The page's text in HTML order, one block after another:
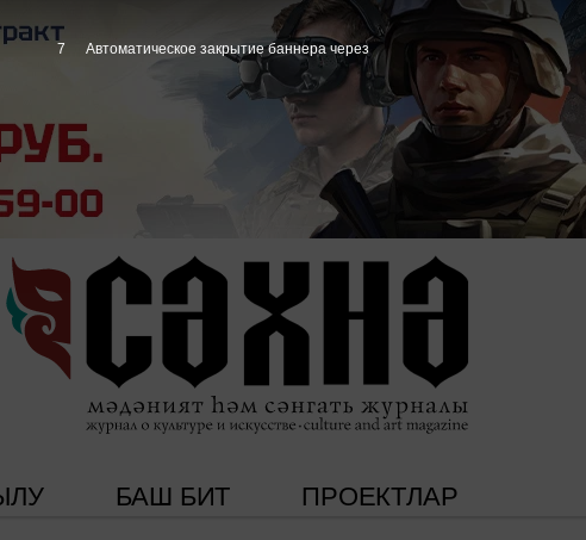
БАШ БИТ ПРОЕКТЛАР
7 Автоматическое закрытие баннера через